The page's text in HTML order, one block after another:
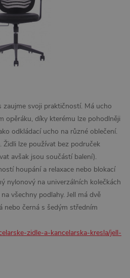
zaujme svoji praktičností. Má ucho
opěráku, díky kterému lze pohodlněji
odkládací ucho na různé oblečení.
Židli lze používat bez područek
avšak jsou součástí balení).
houpání a relaxace nebo blokací
nylonový na univerzálních kolečkách
všechny podlahy. Jell má dvě
nebo černá s šedým středním
zidle-a-kancelarska-kresla/jell-